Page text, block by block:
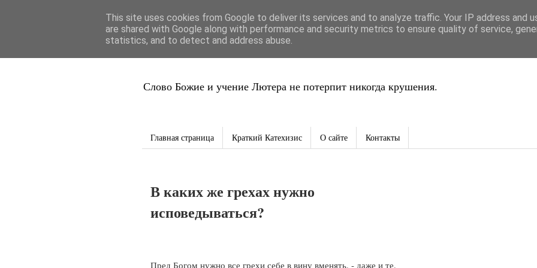
Благая Весть
Слово Божие и учение Лютера не потерпит никогда крушения.
Главная страница Краткий Катехизис О сайте Контакты
В каких же грехах нужно
исповедываться?
Пред Богом нужно все грехи себе в вину вменять, - даже и те,
This site uses cookies from Google to deliver its services and to analyze traffic. Your IP address and
are shared with Google along with performance and security metrics to ensure quality of service,
statistics, and to detect and address abuse.